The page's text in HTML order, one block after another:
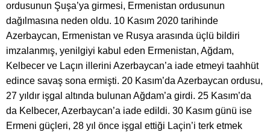
ordusunun Şuşa’ya girmesi, Ermenistan ordusunun
dağılmasına neden oldu. 10 Kasım 2020 tarihinde
Azerbaycan, Ermenistan ve Rusya arasında üçlü bildiri
imzalanmış, yenilgiyi kabul eden Ermenistan, Ağdam,
Kelbecer ve Laçın illerini Azerbaycan’a iade etmeyi taahhüt
edince savaş sona ermişti. 20 Kasım’da Azerbaycan ordusu,
27 yıldır işgal altında bulunan Ağdam’a girdi. 25 Kasım’da
da Kelbecer, Azerbaycan’a iade edildi. 30 Kasım günü ise
Ermeni güçleri, 28 yıl önce işgal ettiği Laçin’i terk etmek